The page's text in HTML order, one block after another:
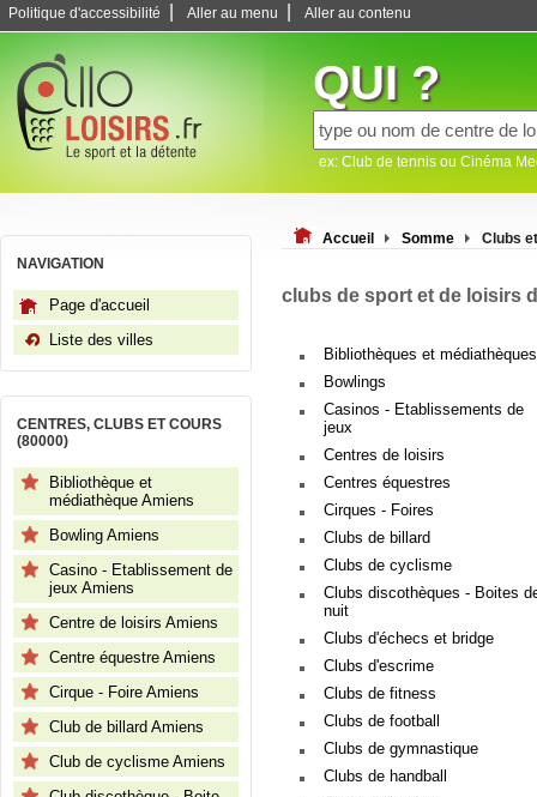
Politique d'accessibilité Aller au menu Aller au contenu
QUI ?
ex: Club de tennis ou Cinéma
NAVIGATION
Page d'accueil
Liste des villes
CENTRES, CLUBS ET COURS
(80000)
Bibliothèque et
médiathèque Amiens
Bowling Amiens
Casino - Etablissement de
jeux Amiens
Centre de loisirs Amiens
Centre équestre Amiens
Cirque - Foire Amiens
Club de billard Amiens
Club de cyclisme Amiens
Accueil Somme Clubs
clubs de sport et de loisirs
Bibliothèques et médiathèques
Bowlings
Casinos - Etablissements de
jeux
Centres de loisirs
Centres équestres
Cirques - Foires
Clubs de billard
Clubs de cyclisme
Clubs discothèques - Boites
nuit
Clubs d'échecs et bridge
Clubs d'escrime
Clubs de fitness
Clubs de football
Clubs de gymnastique
Clubs de handball